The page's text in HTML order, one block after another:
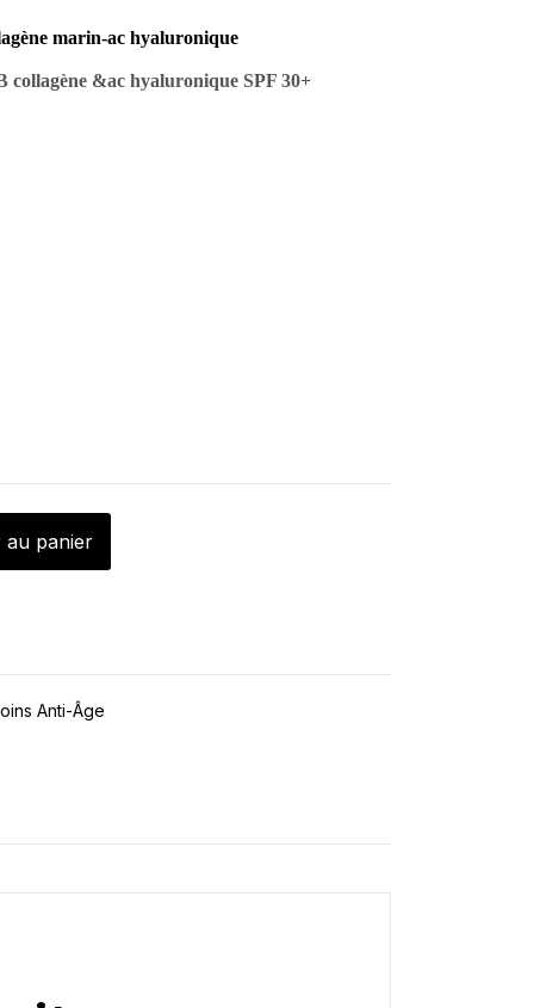
marin-ac hyaluronique
&ac hyaluronique SPF 30+
au panier
Anti-Âge